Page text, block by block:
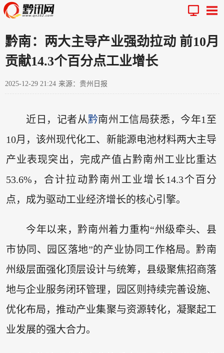
黔南：两大主导产业强劲拉动 前10月
贡献14.3个百分点工业增长
2025-12-29 21:24 来源：贵州日报
近日，记者从黔南州工信局获悉，今年1至
10月，该州现代化工、新能源电池材料两大主导
产业表现突出，完成产值占黔南州工业比重达
53.6%，合计拉动黔南州工业增长14.3个百分
点，成为驱动工业经济增长的核心引擎。
今年以来，黔南州着力重构“州级牵头、县
市协同、园区落地”的产业协同工作格局。黔南
州级层面强化顶层设计与统筹，县级聚焦招商落
地与企业服务闭环管理，园区则持续完善设施、
优化布局，推动产业集聚与资源转化，凝聚起工
业发展的强大合力。